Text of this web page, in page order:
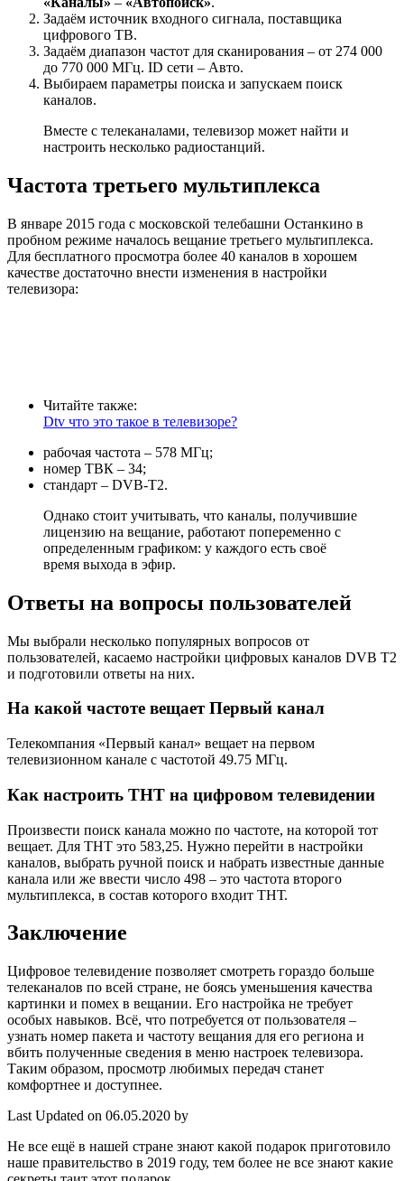
Задаём источник входного сигнала, поставщика
цифрового ТВ.
Задаём диапазон частот для сканирования – от 274 000
до 770 000 МГц. ID сети – Авто.
Выбираем параметры поиска и запускаем поиск
каналов.
Вместе с телеканалами, телевизор может найти и
настроить несколько радиостанций.
Частота третьего мультиплекса
В январе 2015 года с московской телебашни Останкино в
пробном режиме началось вещание третьего мультиплекса.
Для бесплатного просмотра более 40 каналов в хорошем
качестве достаточно внести изменения в настройки
телевизора:
Читайте также:
Dtv что это такое в телевизоре?
рабочая частота – 578 МГц;
номер ТВК – 34;
стандарт – DVB-T2.
Однако стоит учитывать, что каналы, получившие
лицензию на вещание, работают попеременно с
определенным графиком: у каждого есть своё
время выхода в эфир.
Ответы на вопросы пользователей
Мы выбрали несколько популярных вопросов от
пользователей, касаемо настройки цифровых каналов DVB T2
и подготовили ответы на них.
На какой частоте вещает Первый канал
Телекомпания «Первый канал» вещает на первом
телевизионном канале с частотой 49.75 МГц.
Как настроить ТНТ на цифровом телевидении
Произвести поиск канала можно по частоте, на которой тот
вещает. Для ТНТ это 583,25. Нужно перейти в настройки
каналов, выбрать ручной поиск и набрать известные данные
канала или же ввести число 498 – это частота второго
мультиплекса, в состав которого входит ТНТ.
Заключение
Цифровое телевидение позволяет смотреть гораздо больше
телеканалов по всей стране, не боясь уменьшения качества
картинки и помех в вещании. Его настройка не требует
особых навыков. Всё, что потребуется от пользователя –
узнать номер пакета и частоту вещания для его региона и
вбить полученные сведения в меню настроек телевизора.
Таким образом, просмотр любимых передач станет
комфортнее и доступнее.
Last Updated on 06.05.2020 by
Не все ещё в нашей стране знают какой подарок приготовило
наше правительство в 2019 году, тем более не все знают какие